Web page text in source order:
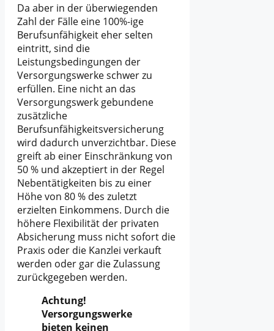
Da aber in der überwiegenden
Zahl der Fälle eine 100%-ige
Berufsunfähigkeit eher selten
eintritt, sind die
Leistungsbedingungen der
Versorgungswerke schwer zu
erfüllen. Eine nicht an das
Versorgungswerk gebundene
zusätzliche
Berufsunfähigkeitsversicherung
wird dadurch unverzichtbar. Diese
greift ab einer Einschränkung von
50 % und akzeptiert in der Regel
Nebentätigkeiten bis zu einer
Höhe von 80 % des zuletzt
erzielten Einkommens. Durch die
höhere Flexibilität der privaten
Absicherung muss nicht sofort die
Praxis oder die Kanzlei verkauft
werden oder gar die Zulassung
zurückgegeben werden.
Achtung!
Versorgungswerke
bieten keinen